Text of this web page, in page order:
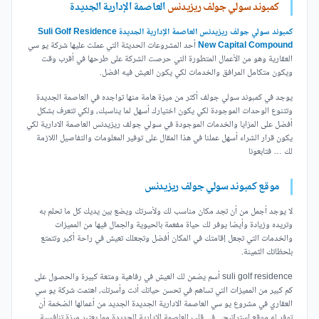
كمبوند سولي جولف ريزيدنسالعاصمة الإدارية الجديدة
كمبوند سولي جولف ريزيدنس العاصمة الإدارية الجديدة Suli Golf Residence
New Capital Compoundأحد المشروعات الحديثة التي عملت عليها شركة يو سي
العقارية وهو من الأعمال المتطورة التي حرصت الشركة على طرحها في أقرب وقت
ويكون متكامل المرافق والخدمات لكي يكون العيش فيه افضل.
يوجد في كمبوند سولي جولف أكثر من ميزة هامة منها تواجده في العاصمة الجديدة
وتتنوع الوحدات الموجودة لكي يكون اختيارك أسهل لما يناسبك، ولكي تتعرف بشكل
أفضل على المزايا والخدمات الموجودة في سولي جولف ريزيدنس العاصمة الادارية لكي
يكون قرار الشراء أسهل عملنا في هذا المقال على توفير المعلومات والتفاصيل اللازمة
لك … فتابعونا
موقع كمبوند سولي جولف ريزيدنس
لا يوجد أجمل من أن تجد مكان مناسب لك ولأسرتك ويضع بين يديك كل ما تحلم به
وتريده وزيادة وأيضا يوفر لك حياة مفعمة بالحيوية والجمال فيها من المميزات
والخدمات التي تجعل إقامتك في المكان أفضل وتجعلك تعيش في راحة أكبر وتتمتع
بلحظاتك الثمينة.
suli golf residence أسم يضمن لك العيش في رفاهية ومتعة كبيرة والحصول على
كم كبير من المميزات التي تساهم في تحسن حياتك أنت وأسرتك، اهتمت شركة يو سي
العقاري في مشروع يو سي العاصمة الادارية الجديدة الجديد من أعمالها الضخمة أن